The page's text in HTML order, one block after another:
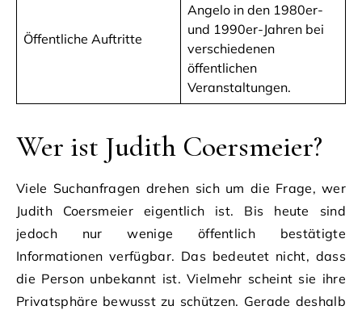
Öffentliche Auftritte
Angelo in den 1980er-
und 1990er-Jahren bei
verschiedenen
öffentlichen
Veranstaltungen.
Wer ist Judith Coersmeier?
Viele Suchanfragen drehen sich um die Frage, wer
Judith Coersmeier eigentlich ist. Bis heute sind
jedoch nur wenige öffentlich bestätigte
Informationen verfügbar. Das bedeutet nicht, dass
die Person unbekannt ist. Vielmehr scheint sie ihre
Privatsphäre bewusst zu schützen. Gerade deshalb